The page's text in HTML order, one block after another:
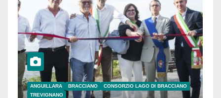
ANGUILLARA BRACCIANO
CONSORZIO LAGO DI BRACCIANO
TREVIGNANO